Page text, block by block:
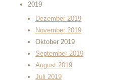
2019
Dezember 2019
November 2019
Oktober 2019
September 2019
August 2019
Juli 2019